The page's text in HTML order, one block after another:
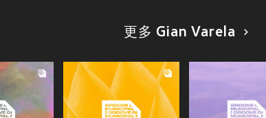
更多 Gian Varela